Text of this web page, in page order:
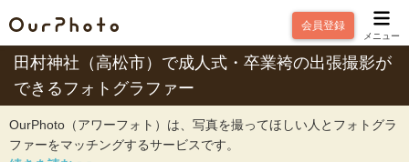
会員登録
メニュー
田村神社（高松市）で成人式・卒業袴の出張撮影が
できるフォトグラファー
OurPhoto（アワーフォト）は、写真を撮ってほしい人とフォトグラ
ファーをマッチングするサービスです。